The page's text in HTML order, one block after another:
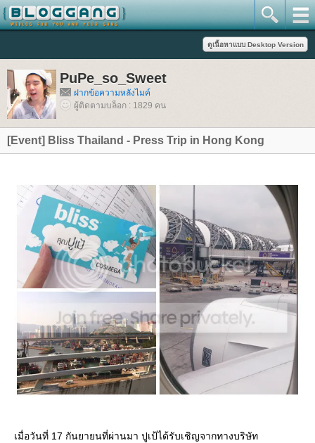
PuPe_so_Sweet
ฝากข้อความหลังไมค์
ผู้ติดตามบล็อก : 1829 คน
[Event] Bliss Thailand - Press Trip in Hong Kong
เมื่อวันที่ 17 กันยายนที่ผ่านมา ปูเป้ได้รับเชิญจากทางบริษัท